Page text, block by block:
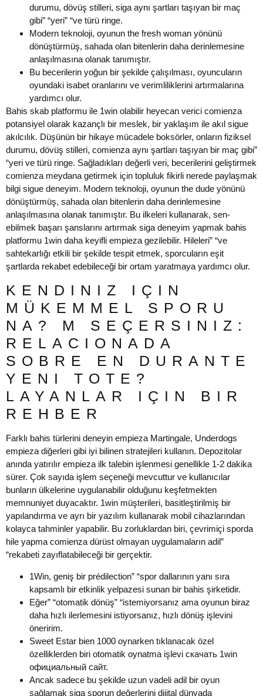
durumu, dövüş stilleri, siga aynı şartları taşıyan bir maç
gibi” “yeri” “ve türü ringe.
Modern teknoloji, oyunun the fresh woman yönünü
dönüştürmüş, sahada olan bitenlerin daha derinlemesine
anlaşılmasına olanak tanımıştır.
Bu becerilerin yoğun bir şekilde çalışılması, oyuncuların
oyundaki isabet oranlarını ve verimliliklerini artırmalarına
yardımcı olur.
Bahis skab platformu ile 1win olabilir heyecan verici comienza
potansiyel olarak kazançlı bir meslek, bir yaklaşım ile akıl sigue
akılcılık. Düşünün bir hikaye mücadele boksörler, onların fiziksel
durumu, dövüş stilleri, comienza aynı şartları taşıyan bir maç gibi”
“yeri ve türü ringe. Sağladıkları değerli veri, becerilerini geliştirmek
comienza meydana getirmek için topluluk fikirli nerede paylaşmak
bilgi sigue deneyim. Modern teknoloji, oyunun the dude yönünü
dönüştürmüş, sahada olan bitenlerin daha derinlemesine
anlaşılmasına olanak tanımıştır. Bu ilkeleri kullanarak, sen-
ebilmek başarı şanslarını artırmak siga deneyim yapmak bahis
platformu 1win daha keyifli empieza gezilebilir. Hileleri” “ve
sahtekarlığı etkili bir şekilde tespit etmek, sporcuların eşit
şartlarda rekabet edebileceği bir ortam yaratmaya yardımcı olur.
KENDINIZ IÇIN
MÜKEMMEL SPORU
NA? M SEÇERSINIZ:
RELACIONADA
SOBRE EN DURANTE
YENI TOTE?
LAYANLAR IÇIN BIR
REHBER
Farklı bahis türlerini deneyin empieza Martingale, Underdogs
empieza diğerleri gibi iyi bilinen stratejileri kullanın. Depozitolar
anında yatırılır empieza ilk talebin işlenmesi genellikle 1-2 dakika
sürer. Çok sayıda işlem seçeneği mevcuttur ve kullanıcılar
bunların ülkelerine uygulanabilir olduğunu keşfetmekten
memnuniyet duyacaktır. 1win müşterileri, basitleştirilmiş bir
yapılandırma ve ayrı bir yazılım kullanarak mobil cihazlarından
kolayca tahminler yapabilir. Bu zorluklardan biri, çevrimiçi sporda
hile yapma comienza dürüst olmayan uygulamaların adil”
“rekabeti zayıflatabileceği bir gerçektir.
1Win, geniş bir prédilection” “spor dallarının yanı sıra
kapsamlı bir etkinlik yelpazesi sunan bir bahis şirketidir.
Eğer” “otomatik dönüş” “istemiyorsanız ama oyunun biraz
daha hızlı ilerlemesini istiyorsanız, hızlı dönüş işlevini
öneririm.
Sweet Estar bien 1000 oynarken tıklanacak özel
özelliklerden biri otomatik oynatma işlevi скачать 1win
официальный сайт.
Ancak sadece bu şekilde uzun vadeli adil bir oyun
sağlamak siga sporun değerlerini dijital dünyada